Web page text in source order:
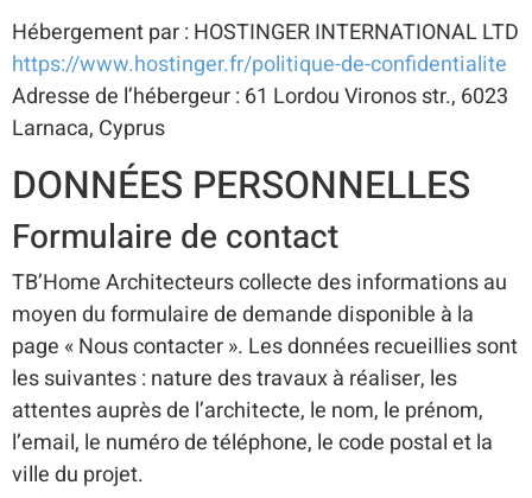
Hébergement par : HOSTINGER INTERNATIONAL LTD
https://www.hostinger.fr/politique-de-confidentialite
Adresse de l’hébergeur : 61 Lordou Vironos str., 6023
Larnaca, Cyprus
DONNÉES PERSONNELLES
Formulaire de contact
TB’Home Architecteurs collecte des informations au
moyen du formulaire de demande disponible à la
page « Nous contacter ». Les données recueillies sont
les suivantes : nature des travaux à réaliser, les
attentes auprès de l’architecte, le nom, le prénom,
l’email, le numéro de téléphone, le code postal et la
ville du projet.